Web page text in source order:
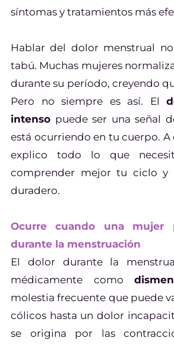
síntomas y tratamientos más
Hablar del dolor menstrual
tabú. Muchas mujeres
durante su período, creyendo
Pero no siempre es así. El
intenso puede ser una señal
está ocurriendo en tu cuerpo.
explico todo lo que
comprender mejor tu ciclo y
duradero.
Ocurre cuando una mujer
durante la menstruación
El dolor durante la
médicamente como
molestia frecuente que puede
cólicos hasta un dolor
se origina por las